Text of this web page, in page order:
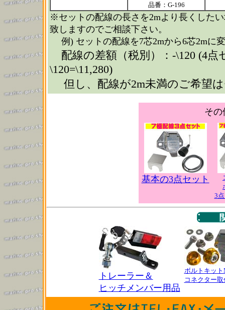
品番：G-196
※セットの配線の長さを2mより長くした
致しますのでご相談下さい。
例) セットの配線を7芯2mから6芯2mに
配線の差額（税別）：-\120 (4
\120=\11,280)
但し、配線が2m未満のご希望
そ
基本の3点セット
3
トレーラー＆
ヒッチメンバー用品
ボルトキット
コネクター取